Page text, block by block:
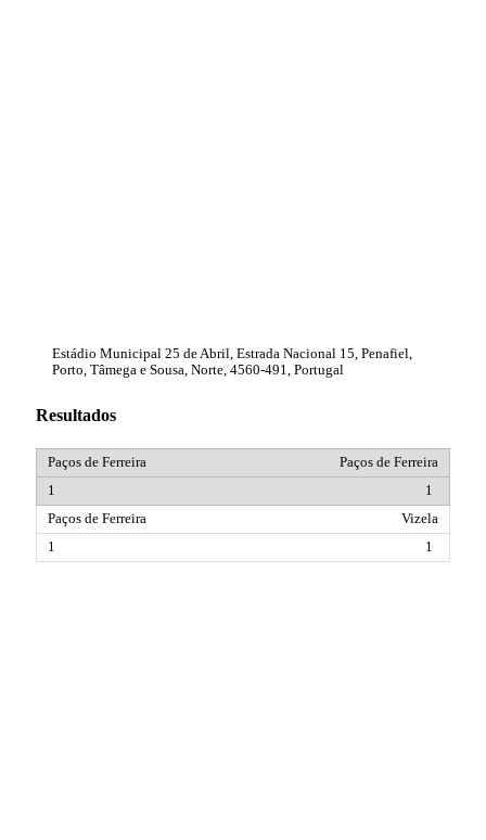
Estádio Municipal 25 de Abril, Estrada Nacional 15, Penafiel,
Porto, Tâmega e Sousa, Norte, 4560-491, Portugal
Resultados
Paços de Ferreira
1
Vizela
1